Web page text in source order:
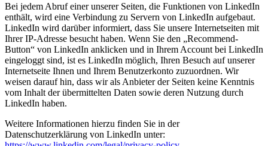
Bei jedem Abruf einer unserer Seiten, die Funktionen von LinkedIn
enthält, wird eine Verbindung zu Servern von LinkedIn aufgebaut.
LinkedIn wird darüber informiert, dass Sie unsere Internetseiten mit
Ihrer IP-Adresse besucht haben. Wenn Sie den „Recommend-
Button“ von LinkedIn anklicken und in Ihrem Account bei LinkedIn
eingeloggt sind, ist es LinkedIn möglich, Ihren Besuch auf unserer
Internetseite Ihnen und Ihrem Benutzerkonto zuzuordnen. Wir
weisen darauf hin, dass wir als Anbieter der Seiten keine Kenntnis
vom Inhalt der übermittelten Daten sowie deren Nutzung durch
LinkedIn haben.
Weitere Informationen hierzu finden Sie in der
Datenschutzerklärung von LinkedIn unter: